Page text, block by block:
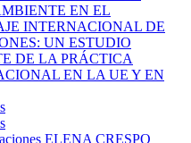
EN EL
INTERNACIONAL DE
UN ESTUDIO
DE LA PRÁCTICA
EN LA UE Y EN
ELENA CRESPO